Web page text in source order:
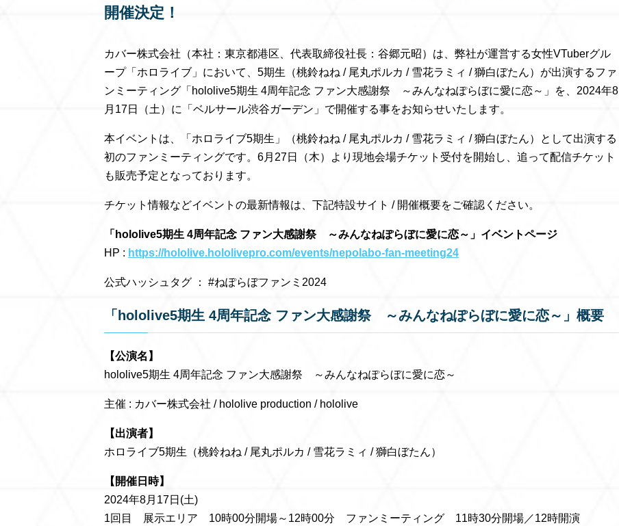
開催決定！
カバー株式会社（本社：東京都港区、代表取締役社長：谷郷元昭）は、弊社が運営する女性VTuberグル
ープ「ホロライブ」において、5期生（桃鈴ねね / 尾丸ポルカ / 雪花ラミィ / 獅白ぼたん）が出演するファ
ンミーティング「hololive5期生 4周年記念 ファン大感謝祭 ～みんなねぽらぼに愛に恋～」を、2024年8
月17日（土）に「ベルサール渋谷ガーデン」で開催する事をお知らせいたします。
本イベントは、「ホロライブ5期生」（桃鈴ねね / 尾丸ポルカ / 雪花ラミィ / 獅白ぼたん）として出演する
初のファンミーティングです。6月27日（木）より現地会場チケット受付を開始し、追って配信チケット
も販売予定となっております。
チケット情報などイベントの最新情報は、下記特設サイト / 開催概要をご確認ください。
「hololive5期生 4周年記念 ファン大感謝祭 ～みんなねぽらぼに愛に恋～」イベントページ
HP : https://hololive.hololivepro.com/events/nepolabo-fan-meeting24
公式ハッシュタグ ： #ねぽらぼファンミ2024
「hololive5期生 4周年記念 ファン大感謝祭 ～みんなねぽらぼに愛に恋～」概要
【公演名】
hololive5期生 4周年記念 ファン大感謝祭 ～みんなねぽらぼに愛に恋～
主催 : カバー株式会社 / hololive production / hololive
【出演者】
ホロライブ5期生（桃鈴ねね / 尾丸ポルカ / 雪花ラミィ / 獅白ぼたん）
【開催日時】
2024年8月17日(土)
1回目 展示エリア 10時00分開場～12時00分 ファンミーティング 11時30分開場／12時開演